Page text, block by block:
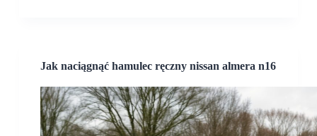
Jak naciągnąć hamulec ręczny nissan almera n16